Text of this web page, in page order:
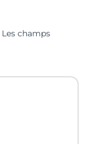
Les champs